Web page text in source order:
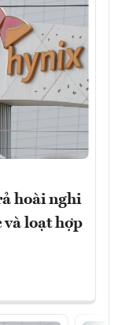
hoài nghi
và loạt hợp